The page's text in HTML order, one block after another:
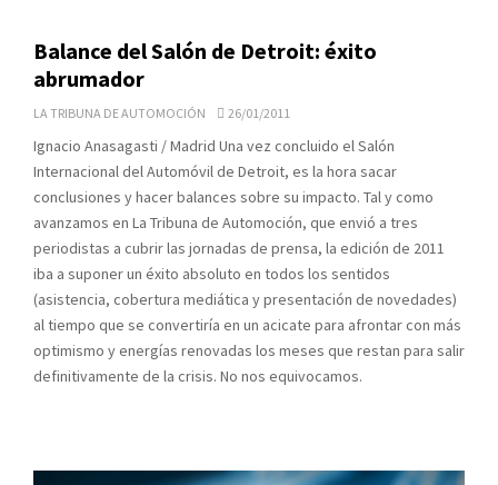
Balance del Salón de Detroit: éxito
abrumador
LA TRIBUNA DE AUTOMOCIÓN 26/01/2011
Ignacio Anasagasti / Madrid Una vez concluido el Salón
Internacional del Automóvil de Detroit, es la hora sacar
conclusiones y hacer balances sobre su impacto. Tal y como
avanzamos en La Tribuna de Automoción, que envió a tres
periodistas a cubrir las jornadas de prensa, la edición de 2011
iba a suponer un éxito absoluto en todos los sentidos
(asistencia, cobertura mediática y presentación de novedades)
al tiempo que se convertiría en un acicate para afrontar con más
optimismo y energías renovadas los meses que restan para salir
definitivamente de la crisis. No nos equivocamos.